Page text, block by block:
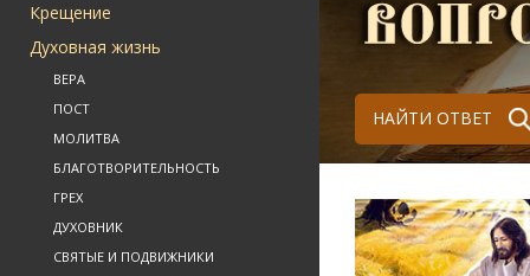
Крещение
Духовная жизнь
ВЕРА
ПОСТ
МОЛИТВА
БЛАГОТВОРИТЕЛЬНОСТЬ
ГРЕХ
ДУХОВНИК
СВЯТЫЕ И ПОДВИЖНИКИ
НАЙТИ ОТВЕТ